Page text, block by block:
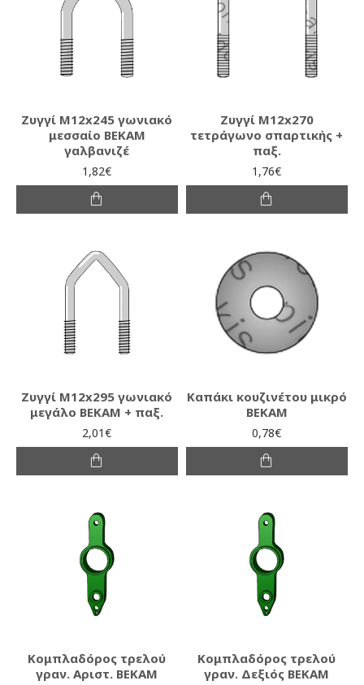
Ζυγγί Μ12x245 γωνιακό
μεσσαίο ΒΕΚΑΜ
γαλβανιζέ
1,82€
Ζυγγί Μ12x270
τετράγωνο σπαρτικής +
παξ.
1,76€
Ζυγγί Μ12x295 γωνιακό
μεγάλο ΒΕΚΑΜ + παξ.
2,01€
Καπάκι κουζινέτου μικρό
ΒΕΚΑΜ
0,78€
Κομπλαδόρος τρελού
γραν. Αριστ. ΒΕΚΑΜ
Κομπλαδόρος τρελού
γραν. Δεξιός ΒΕΚΑΜ